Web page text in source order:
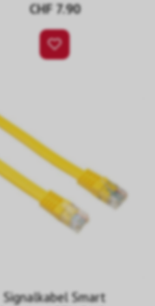
CHF 7.90
Signalkabel Smart